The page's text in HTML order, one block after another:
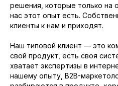
решения, которые только на
нас этот опыт есть.
клиенты к нам и приходят.
Наш типовой клиент — это
свой продукт, есть своя
хватает экспертизы в
нашему опыту, B2B-